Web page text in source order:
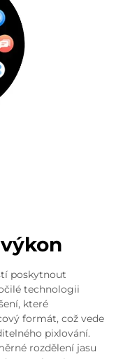
poskytnout
technologii
které
formát, což vede
pixlování.
rozdělení jasu